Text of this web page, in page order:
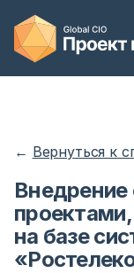
← Вернуться к
Внедрение
на базе